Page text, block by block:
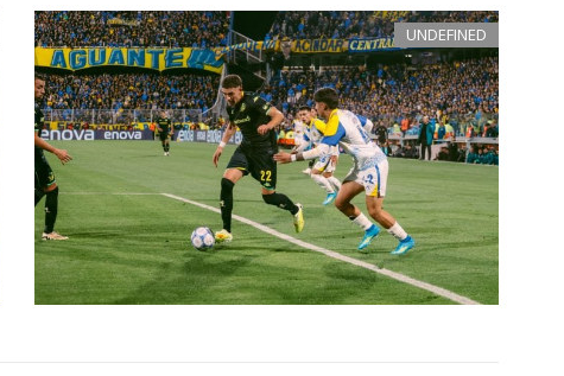
UNDEFINED